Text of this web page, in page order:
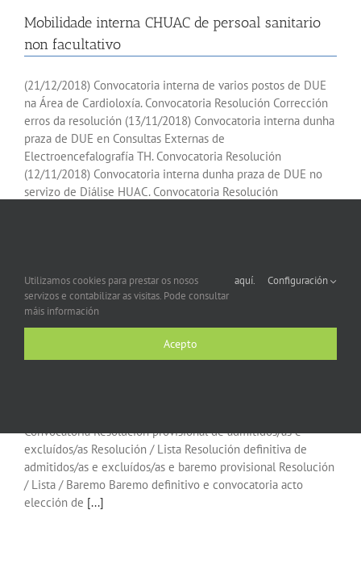
Mobilidade interna CHUAC de persoal sanitario
non facultativo
(21/12/2018) Convocatoria interna de varios postos de DUE
na Área de Cardioloxía. Convocatoria Resolución Corrección
erros da resolución (13/11/2018) Convocatoria interna dunha
praza de DUE en Consultas Externas de
Electroencefalografía TH. Convocatoria Resolución
(12/11/2018) Convocatoria interna dunha praza de DUE no
servizo de Diálise HUAC. Convocatoria Resolución
Mobilidade Interna Hospital Virxe da Xunqueira
Convocatoria Resolución provisional de admitidos/as e
excluídos/as Resolución / Lista Resolución definitiva de
admitidos/as e excluídos/as e baremo provisional Resolución
/ Lista / Baremo Baremo definitivo e convocatoria acto
elección de [...]
Utilizamos cookies para prestar os nosos
servizos e contabilizar as visitas. Pode consultar
máis información
aquí. Configuración
Acepto